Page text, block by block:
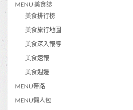
MENU 美食誌
美食排行榜
美食旅行地圖
美食深入報導
美食速報
美食週邊
MENU帶路
MENU懶人包